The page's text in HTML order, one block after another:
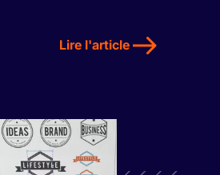
Lire l'article